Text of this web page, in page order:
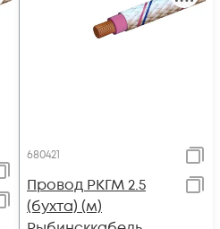
680421
Провод РКГМ 2.5
(бухта) (м)